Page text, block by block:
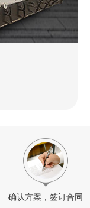
确认方案，签订合同